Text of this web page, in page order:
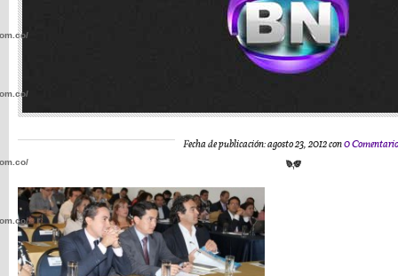
Fecha de publicación: agosto 23, 2012 con0
wp-
wp-
wp-
wp-